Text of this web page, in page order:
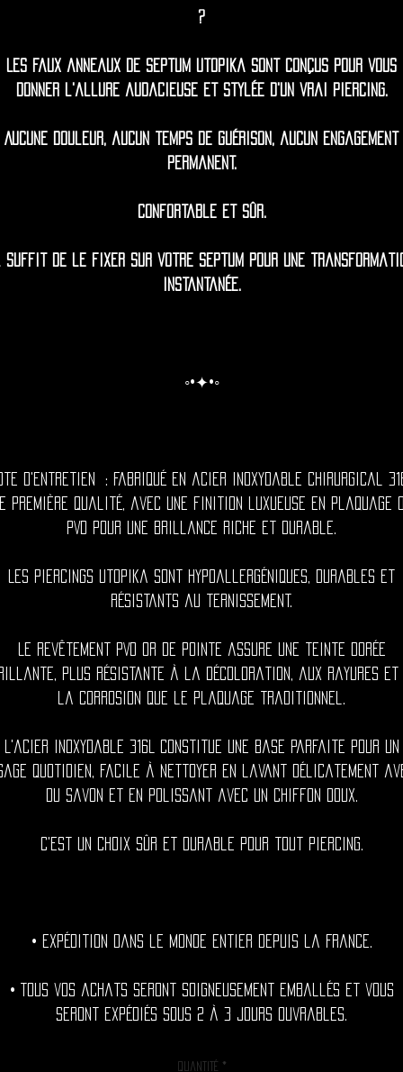
?
Les faux anneaux de septum Utopika sont conçus pour vous
donner l'allure audacieuse et stylée d'un vrai piercing.
Aucune douleur, aucun temps de guérison, aucun engagement
permanent.
Confortable et sûr.
de le fixer sur votre septum pour une
instantanée.
◦•✦•◦
d'entretien : Fabriqué en acier inoxydable chirurgical
première qualité, avec une finition luxueuse en plaquage
PVD pour une brillance riche et durable.
Les piercings utopika sont hypoallergéniques, durables et
résistants au ternissement.
Le revêtement PVD or de pointe assure une teinte dorée
plus résistante à la décoloration, aux rayures et
la corrosion que le plaquage traditionnel.
L'acier inoxydable 316L constitue une base parfaite pour un
quotidien, facile à nettoyer en lavant délicatement
du savon et en polissant avec un chiffon doux.
C'est un choix sûr et durable pour tout piercing.
• Expédition dans le monde entier depuis la France.
• Tous vos achats seront soigneusement emballés et vous
seront expédiés sous 2 à 3 jours ouvrables.
Quantité *